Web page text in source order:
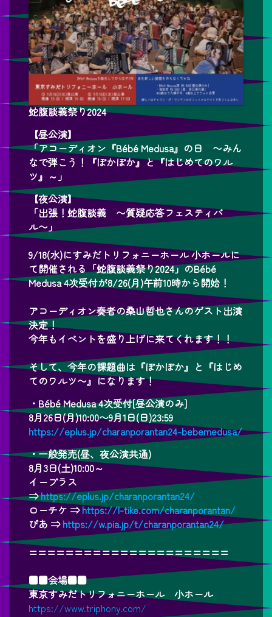
蛇腹談義祭り2024
【昼公演】
「アコーディオン『Bébé Medusa』の日 〜みん
なで弾こう！『ぽかぽか』と『はじめてのワル
ツ』～」
【夜公演】
「出張！蛇腹談義 〜質疑応答フェスティバ
ル〜」
9/18(水)にすみだトリフォニーホール 小ホールに
て開催される「蛇腹談義祭り2024」のBébé
Medusa 4次受付が8/26(月)午前10時から開始！
アコーディオン奏者の桑山哲也さんのゲスト出演
決定！
今年もイベントを盛り上げに来てくれます！！
そして、今年の課題曲は『ぽかぽか』と『はじめ
てのワルツ〜』になります！
・Bébé Medusa 4次受付[昼公演のみ]
8月26日(月)10:00〜9月1日(日)23:59
https://eplus.jp/charanporantan24-bebemedusa/
・一般発売(昼、夜公演共通)
8月3日(土)10:00～
イープラス
⇒https://eplus.jp/charanporantan24/
ローチケ ⇒https://l-tike.com/charanporantan/
ぴあ ⇒https://w.pia.jp/t/charanporantan24/
======================
■■会場■■
東京すみだトリフォニーホール 小ホール
https://www.triphony.com/